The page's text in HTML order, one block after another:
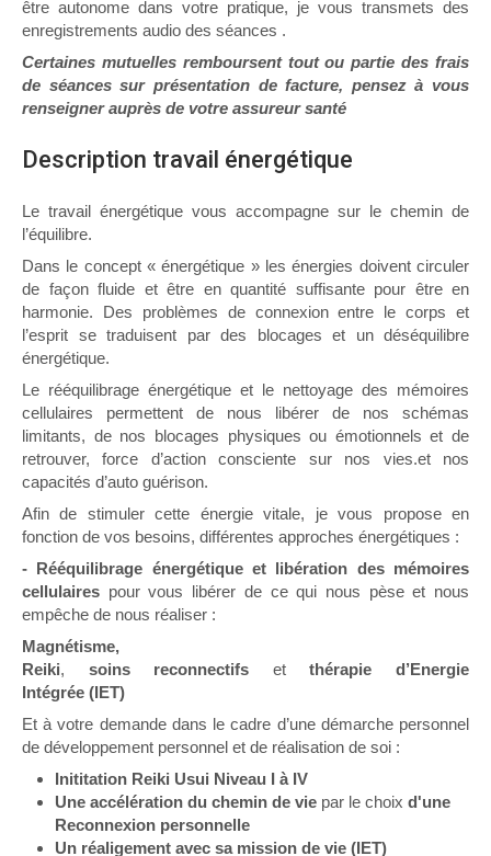
être autonome dans votre pratique, je vous transmets des
enregistrements audio des séances .
Certaines mutuelles remboursent tout ou partie des frais
de séances sur présentation de facture, pensez à vous
renseigner auprès de votre assureur santé
Description travail énergétique
Le travail énergétique vous accompagne sur le chemin de
l’équilibre.
Dans le concept « énergétique » les énergies doivent circuler
de façon fluide et être en quantité suffisante pour être en
harmonie. Des problèmes de connexion entre le corps et
l’esprit se traduisent par des blocages et un déséquilibre
énergétique.
Le rééquilibrage énergétique et le nettoyage des mémoires
cellulaires permettent de nous libérer de nos schémas
limitants, de nos blocages physiques ou émotionnels et de
retrouver, force d’action consciente sur nos vies.et nos
capacités d’auto guérison.
Afin de stimuler cette énergie vitale, je vous propose en
fonction de vos besoins, différentes approches énergétiques :
- Rééquilibrage énergétique et libération des mémoires
cellulaires pour vous libérer de ce qui nous pèse et nous
empêche de nous réaliser :
Magnétisme,
Reiki, soins reconnectifs etthérapie
d’Energie
Intégrée (IET)
Et à votre demande dans le cadre d’une démarche personnel
de développement personnel et de réalisation de soi :
Inititation Reiki Usui Niveau I à IV
Une accélération du chemin de vie par le choix d'une
Reconnexion personnelle
Un réaligement avec sa mission de vie (IET)